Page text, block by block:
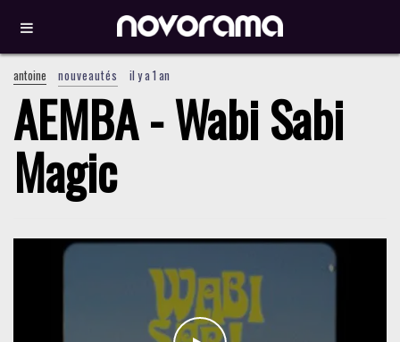
antoine nouveautés il y a 1 an
AEMBA - Wabi Sabi
Magic